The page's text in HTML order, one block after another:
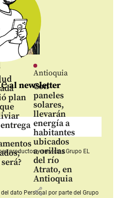
plan
Antioquia
Con
paneles
solares,
llevarán
energía a
habitantes
ubicados
a orillas
del río
Atrato, en
Antioquia
share
al newsletter
productos y serviciosGrupo EL
dato Personal por parte del Grupo